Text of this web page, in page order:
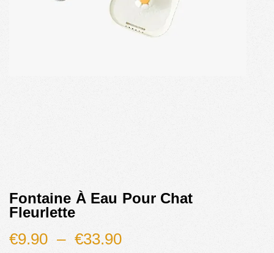
Fontaine À Eau Pour Chat
Fleurlette
€9.90 – €33.90